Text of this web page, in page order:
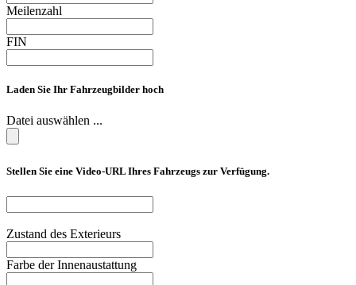
Meilenzahl
FIN
Laden Sie Ihr Fahrzeugbilder hoch
Datei auswählen ...
Stellen Sie eine Video-URL Ihres Fahrzeugs zur Verfügung.
Zustand des Exterieurs
Farbe der Innenaustattung